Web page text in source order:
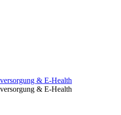
& E-Health
& E-Health